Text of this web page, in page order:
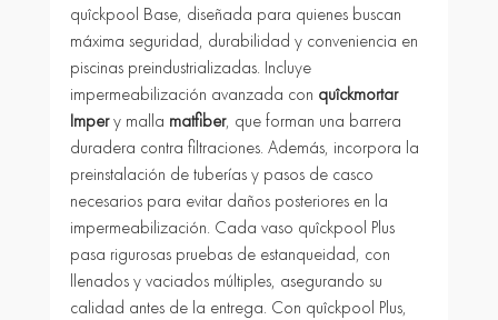
quîckpool Base, diseñada para quienes buscan
máxima seguridad, durabilidad y conveniencia en
piscinas preindustrializadas. Incluye
impermeabilización avanzada con quîckmortar
Imper y malla matfiber, que forman una barrera
duradera contra filtraciones. Además, incorpora la
preinstalación de tuberías y pasos de casco
necesarios para evitar daños posteriores en la
impermeabilización. Cada vaso quîckpool Plus
pasa rigurosas pruebas de estanqueidad, con
llenados y vaciados múltiples, asegurando su
calidad antes de la entrega. Con quîckpool Plus,